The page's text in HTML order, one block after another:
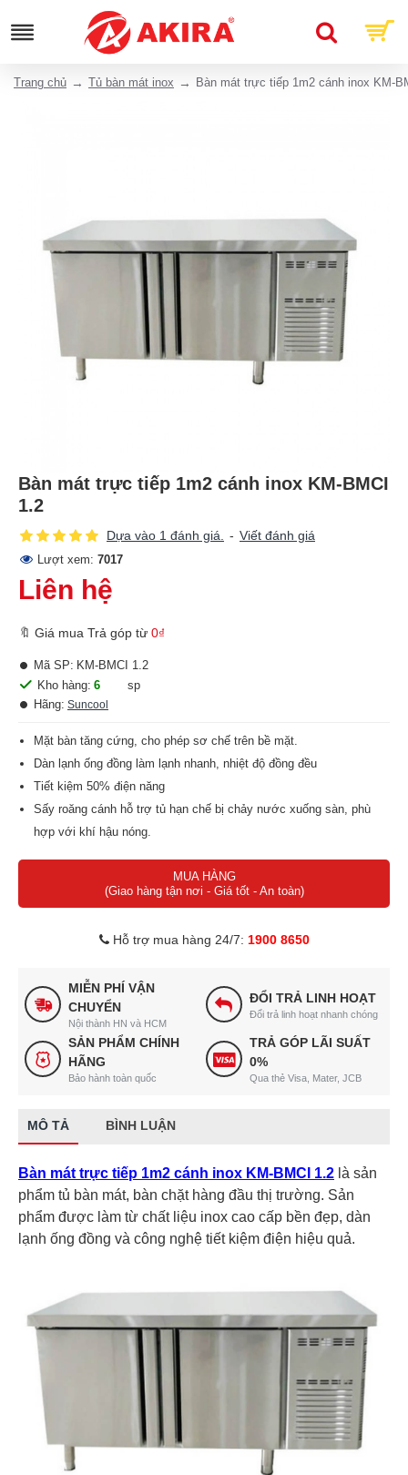
Trang chủ Tủ bàn mát inox Bàn mát trực tiếp 1m2 cánh inox KM-
Bàn mát trực tiếp 1m2 cánh inox KM-BMCI
1.2
Dựa vào 1 đánh giá. - Viết đánh giá
Lượt xem: 7017
Liên hệ
🔖 Giá mua Trả góp từ 0₫
Kho hàng: 6
sp
Hãng: Suncool
Mã SP: KM-BMCI 1.2
Mặt bàn tăng cứng, cho phép sơ chế trên bề mặt.
Dàn lạnh ống đồng làm lạnh nhanh, nhiệt độ đồng đều
Tiết kiệm 50% điện năng
Sấy roăng cánh hỗ trợ tủ hạn chế bị chảy nước xuống sàn, phù
hợp với khí hậu nóng.
Hệ thống chân tăng chỉnh inox chắc chắn.
MUA HÀNG
(Giao hàng tận nơi - Giá tốt - An toàn)
Hỗ trợ mua hàng 24/7: 1900 8650
MIỄN PHÍ VẬN
CHUYỂN
Nội thành HN và HCM
ĐỔI TRẢ LINH HOẠT
Đổi trả linh hoạt nhanh chóng
SẢN PHẨM CHÍNH
HÃNG
Bảo hành toàn quốc
TRẢ GÓP LÃI SUẤT
0%
Qua thẻ Visa, Mater, JCB
MÔ TẢ BÌNH LUẬN
Bàn mát trực tiếp 1m2 cánh inox KM-BMCI 1.2 là sản
phẩm tủ bàn mát, bàn chặt hàng đầu thị trường. Sản
phẩm được làm từ chất liệu inox cao cấp bền đẹp, dàn
lạnh ống đồng và công nghệ tiết kiệm điện hiệu quả.